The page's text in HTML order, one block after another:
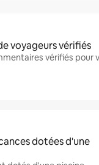
voyageurs vérifiés
vérifiés pour
dotées d'une